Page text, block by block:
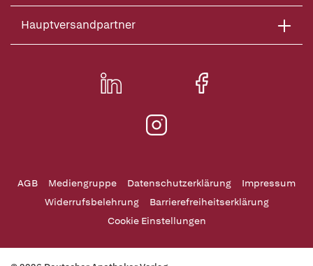
Hauptversandpartner
AGB Mediengruppe Datenschutzerklärung
Impressum
Widerrufsbelehrung
Barrierefreiheitserklärung
Cookie Einstellungen